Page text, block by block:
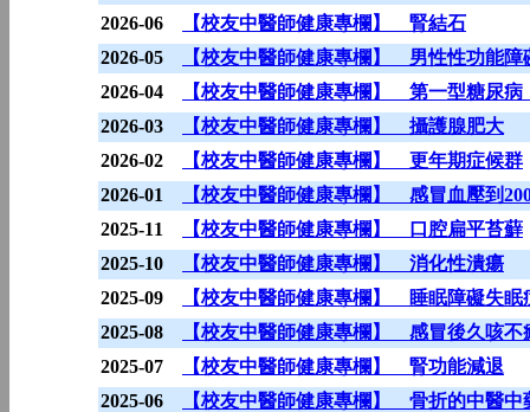
2026-06
【校友中醫師健康專欄】 腎結石
2026-05
【校友中醫師健康專欄】 男性性功能障
2026-04
【校友中醫師健康專欄】 第一型糖尿病
2026-03
【校友中醫師健康專欄】 攝護腺肥大
2026-02
【校友中醫師健康專欄】 更年期症候群
2026-01
【校友中醫師健康專欄】 感冒血壓到
2025-11
【校友中醫師健康專欄】 口腔扁平苔蘚
2025-10
【校友中醫師健康專欄】 消化性潰瘍
2025-09
【校友中醫師健康專欄】 睡眠障礙失眠
2025-08
【校友中醫師健康專欄】 感冒後久咳不
2025-07
【校友中醫師健康專欄】 腎功能減退
2025-06
【校友中醫師健康專欄】 骨折的中醫中